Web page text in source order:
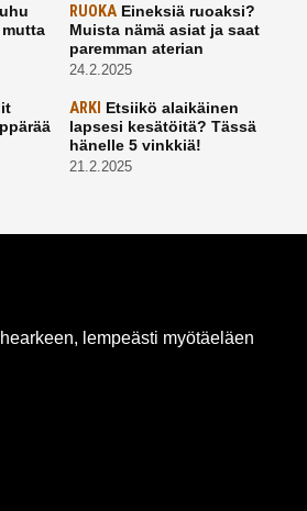
RUOKAEineksiä ruoaksi?
Muista nämä asiat ja saat
paremman aterian
24.2.2025
ARKI Etsiikö alaikäinen
lapsesi kesätöitä? Tässä
hänelle 5 vinkkiä!
21.2.2025
lempeästi myötäeläen